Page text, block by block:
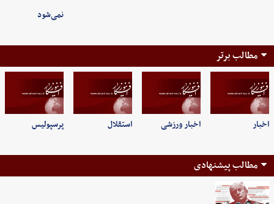
نمی‌شود
مطالب برتر
اخبار اخبار ورزشی استقلال پرسپولیس
مطالب پیشنهادی